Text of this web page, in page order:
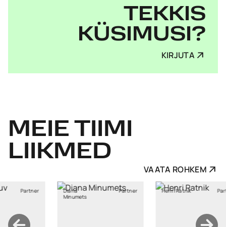
TEKKIS
KÜSIMUSI?
KIRJUTA
MEIE TIIMI
LIIKMED
VAATA ROHKEM
Partner Henri Ratnik Partner Kristi Sild